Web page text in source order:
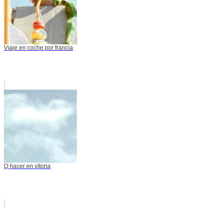
Viaje en coche por francia
Q hacer en vitoria